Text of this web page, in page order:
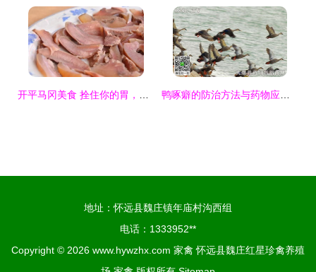
地址：怀远县魏庄镇年庙村沟西组
电话：1333952**
Copyright © 2026 www.hywzhx.com 家禽 怀远县魏庄红星珍禽养殖